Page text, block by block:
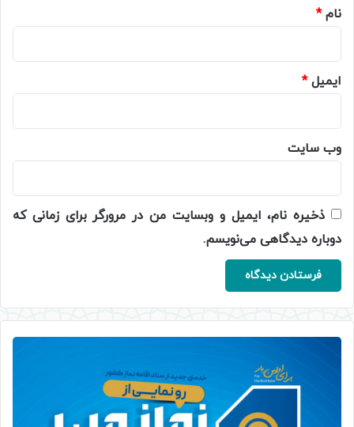
نام*
ایمیل*
وب‌ سایت
ذخیره نام، ایمیل و وبسایت من در مرورگر برای زمانی که
دوباره دیدگاهی می‌نویسم.